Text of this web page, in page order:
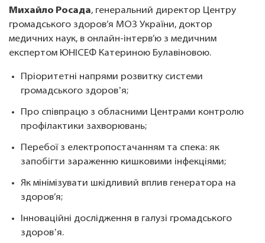
Михайло Росада, генеральний директор Центру
громадського здоров’я МОЗ України, доктор
медичних наук, в онлайн-інтерв’ю з медичним
експертом ЮНІСЕФ Катериною Булавіновою.
Пріоритетні напрями розвитку системи
громадського здоровʼя;
Про співпрацю з обласними Центрами контролю
профілактики захворювань;
Перебої з електропостачанням та спека: як
запобігти зараженню кишковими інфекціями;
Як мінімізувати шкідливий вплив генератора на
здоров’я;
Інноваційні дослідження в галузі громадського
здоровʼя.